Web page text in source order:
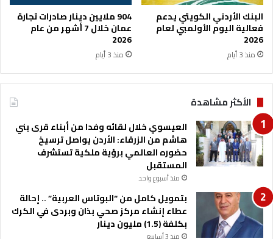
ن
ل
ل
ا
ت
ا
د
م
ن
ب
ا
ق
ة
ا
البنك الأردني الكويتي يدعم
فعالية اليوم الأولمبي لعام
2026
منذ 3 أيام
904 ملايين دينار صادرات تجارة
عمان خلال 7 أشهر من عام
2026
منذ 3 أيام
الأكثر مشاهدة
العيسوي خلال لقائه وفدا من أبناء قرى بني
هاشم من الزرقاء: الأردن يواصل ترسيخ
حضوره العالمي برؤية ملكية تستشرف
المستقبل
منذ أسبوع واحد
بتمويل كامل من “البوتاس العربية” .. إحالة
عطاء إنشاء مركز صحي بذان وبردى في الكرك
بكلفة (1.5) مليون دينار